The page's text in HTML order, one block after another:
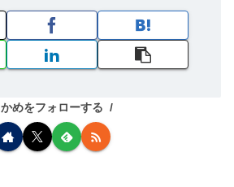
かめをフォローする